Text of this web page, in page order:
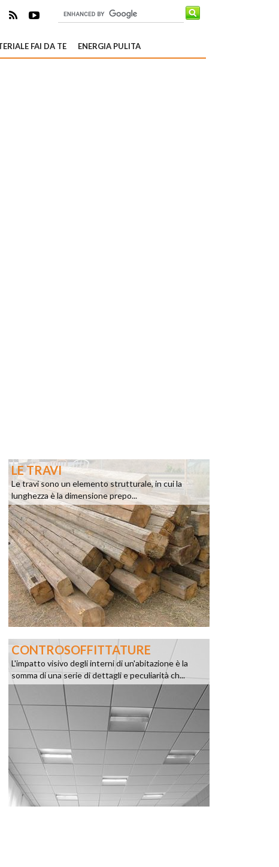
FAI DA TE ENERGIA PULITA
LE TRAVI
Le travi sono un elemento strutturale, in cui la
lunghezza è la dimensione prepo...
CONTROSOFFITTATURE
L'impatto visivo degli interni di un'abitazione è la
somma di una serie di dettagli e peculiarità ch...